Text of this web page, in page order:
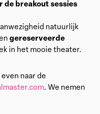
de breakout sessies
natuurlijk
gereserveerde
in het mooie theater.
naar de
. We nemen